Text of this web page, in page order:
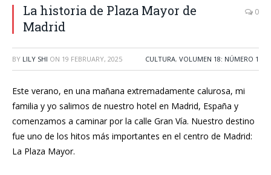
La historia de Plaza Mayor de
Madrid
0
BY LILY SHI ON 19 FEBRUARY, 2025 CULTURA, VOLUMEN 18: NÚMERO 1
Este verano, en una mañana extremadamente calurosa, mi
familia y yo salimos de nuestro hotel en Madrid, España y
comenzamos a caminar por la calle Gran Vía. Nuestro destino
fue uno de los hitos más importantes en el centro de Madrid:
La Plaza Mayor.